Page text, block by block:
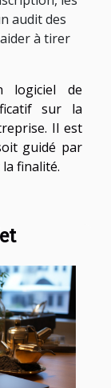
audit des
à tirer
logiciel de
sur la
Il est
guidé par
finalité.